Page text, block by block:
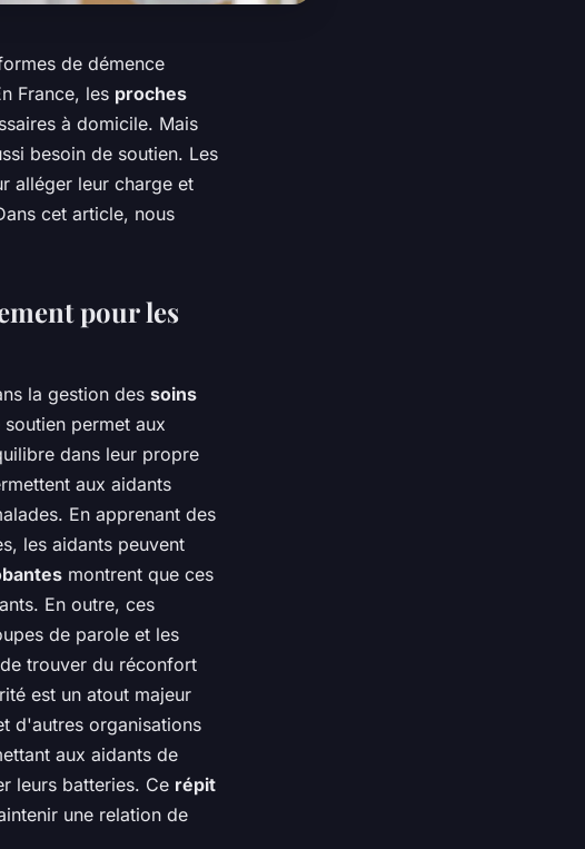
de démence
France, les proches
à domicile. Mais
besoin de soutien. Les
alléger leur charge et
cet article, nous
pour les
la gestion des soins
soutien permet aux
dans leur propre
aux aidants
En apprenant des
les aidants peuvent
montrent que ces
En outre, ces
de parole et les
trouver du réconfort
est un atout majeur
d'autres organisations
aux aidants de
leurs batteries. Ce répit
une relation de